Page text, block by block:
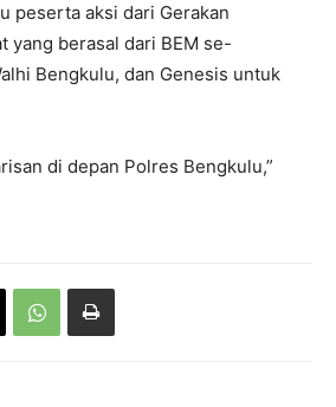
peserta aksi dari Gerakan
yang berasal dari BEM se-
Bengkulu, dan Genesis untuk
di depan Polres Bengkulu,”